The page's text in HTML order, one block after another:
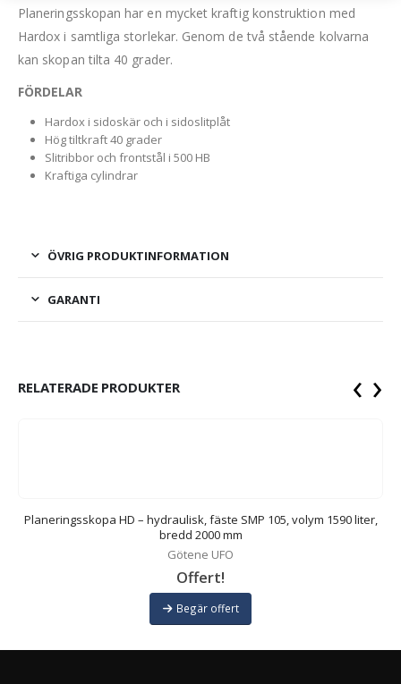
Planeringsskopan har en mycket kraftig konstruktion med
Hardox i samtliga storlekar. Genom de två stående kolvarna
kan skopan tilta 40 grader.
FÖRDELAR
Hardox i sidoskär och i sidoslitplåt
Hög tiltkraft 40 grader
Slitribbor och frontstål i 500 HB
Kraftiga cylindrar
ÖVRIG PRODUKTINFORMATION
GARANTI
RELATERADE PRODUKTER
Planeringsskopa HD – hydraulisk, fäste SMP 105, volym 1590 liter,
bredd 2000 mm
Götene UFO
Offert!
Begär offert
‹ ›